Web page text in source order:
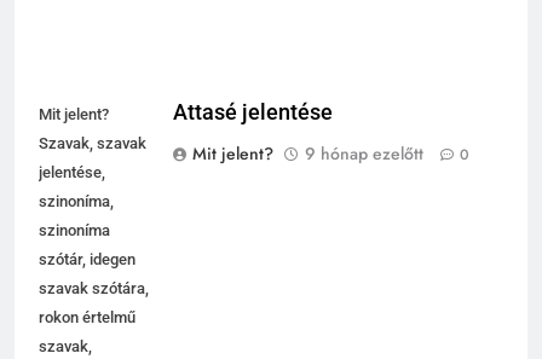
Mit jelent?
Szavak, szavak
jelentése,
szinoníma,
szinoníma
szótár, idegen
szavak szótára,
rokon értelmű
szavak,
Attasé jelentése
Mit jelent?
9 hónap ezelőtt 0